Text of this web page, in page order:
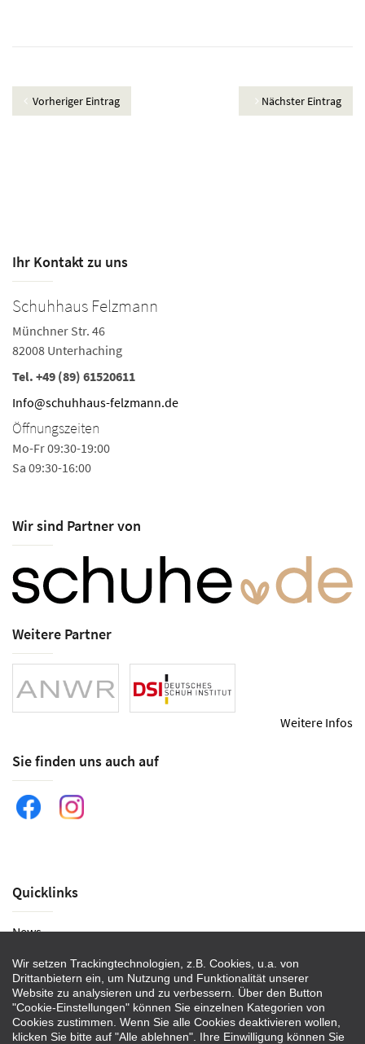
Vorheriger Eintrag Nächster Eintrag
Ihr Kontakt zu uns
Schuhhaus Felzmann
Münchner Str. 46
82008 Unterhaching
Tel. +49 (89) 61520611
Info@schuhhaus-felzmann.de
Öffnungszeiten
Mo-Fr 09:30-19:00
Sa 09:30-16:00
Wir sind Partner von
Weitere Partner
Weitere Infos
Sie finden uns auch auf
Quicklinks
News
Historie
Veranstaltungen
Kontakt
Impressum
Wir setzen Trackingtechnologien, z.B. Cookies, u.a. von
Drittanbietern ein, um Nutzung und Funktionalität unserer
Website zu analysieren und zu verbessern. Über den Button
"Cookie-Einstellungen" können Sie einzelnen Kategorien von
Cookies zustimmen. Wenn Sie alle Cookies deaktivieren wollen,
klicken Sie bitte auf "Alle ablehnen". Ihre Einwilligung können Sie